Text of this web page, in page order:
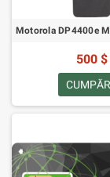
500 $